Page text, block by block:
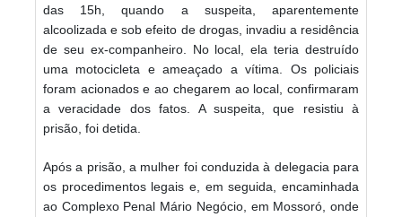
das 15h, quando a suspeita, aparentemente
alcoolizada e sob efeito de drogas, invadiu a residência
de seu ex-companheiro. No local, ela teria destruído
uma motocicleta e ameaçado a vítima. Os policiais
foram acionados e ao chegarem ao local, confirmaram
a veracidade dos fatos. A suspeita, que resistiu à
prisão, foi detida.
Após a prisão, a mulher foi conduzida à delegacia para
os procedimentos legais e, em seguida, encaminhada
ao Complexo Penal Mário Negócio, em Mossoró, onde